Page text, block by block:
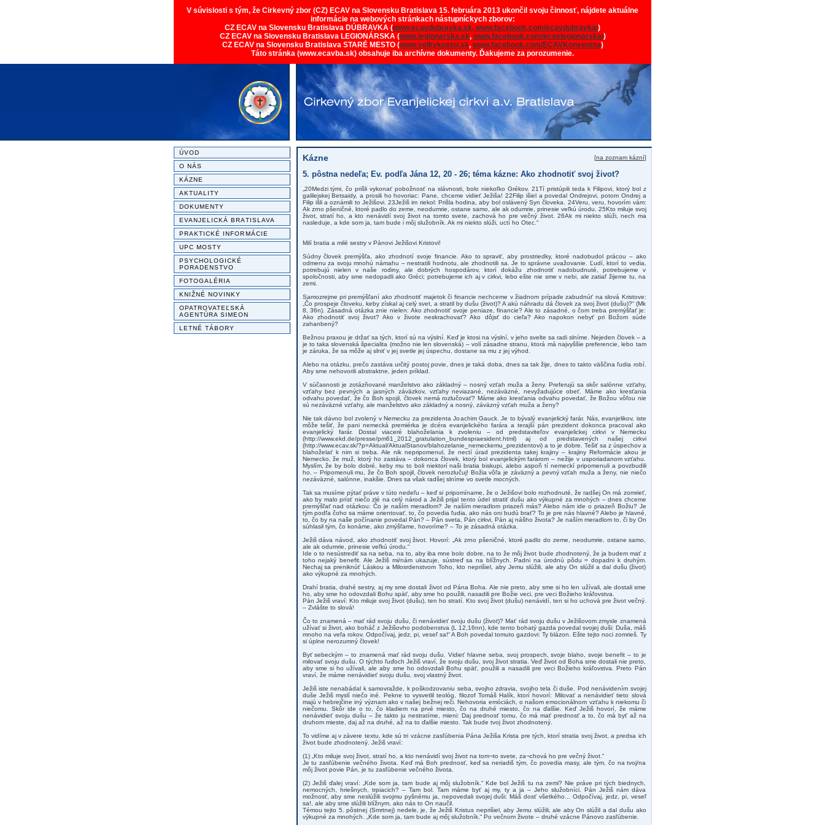
V súvislosti s tým, že Cirkevný zbor (CZ) ECAV na Slovensku Bratislava 15. februára 2013 ukončil svoju činnosť, nájdete aktuálne
informácie na webových stránkach nástupníckych zborov:
CZ ECAV na Slovensku Bratislava DÚBRAVKA (www.ecavdubravka.sk, www.facebook.com/ecavdubravka/)
CZ ECAV na Slovensku Bratislava LEGIONÁRSKA (www.legionarska.sk, www.facebook.com/ecavlegionarska/)
CZ ECAV na Slovensku Bratislava STARÉ MESTO (www.velkykostol.sk, www.facebook.com/ECAVKonventna)
Táto stránka (www.ecavba.sk) obsahuje iba archívne dokumenty. Ďakujeme za porozumenie.
ÚVOD
O NÁS
KÁZNE
AKTUALITY
DOKUMENTY
EVANJELICKÁ BRATISLAVA
PRAKTICKÉ INFORMÁCIE
UPC MOSTY
PSYCHOLOGICKÉ
PORADENSTVO
FOTOGALÉRIA
KNIŽNÉ NOVINKY
OPATROVATEĽSKÁ
AGENTÚRA SIMEON
LETNÉ TÁBORY
Kázne [na zoznam kázní]
5. pôstna nedeľa; Ev. podľa Jána 12, 20 - 26; téma kázne: Ako zhodnotiť svoj život?
„20Medzi tými, čo prišli vykonať pobožnosť na slávnosti, bolo niekoľko Grékov. 21Tí pristúpili teda k Filipovi, ktorý bol z
galilejskej Betsaidy, a prosili ho hovoriac: Pane, chceme vidieť Ježiša! 22Filip išiel a povedal Ondrejovi, potom Ondrej a
Filip išli a oznámili to Ježišovi. 23Ježiš im riekol: Prišla hodina, aby bol oslávený Syn človeka. 24Veru, veru, hovorím vám:
Ak zrno pšeničné, ktoré padlo do zeme, neodumrie, ostane samo, ale ak odumrie, prinesie veľkú úrodu. 25Kto miluje svoj
život, stratí ho, a kto nenávidí svoj život na tomto svete, zachová ho pre večný život. 26Ak mi niekto slúži, nech ma
nasleduje, a kde som ja, tam bude i môj služobník. Ak mi niekto slúži, uctí ho Otec.“
Milí bratia a milé sestry v Pánovi Ježišovi Kristovi!
Súdny človek premýšľa, ako zhodnotí svoje financie. Ako to spraviť, aby prostriedky, ktoré nadobudol prácou – ako
odmenu za svoju mnohú námahu – nestratili hodnotu, ale zhodnotili sa. Je to správne uvažovanie. Ľudí, ktorí to vedia,
potrebujú nielen v naše rodiny, ale dobrých hospodárov, ktorí dokážu zhodnotiť nadobudnuté, potrebujeme v
spoločnosti, aby sme nedopadli ako Gréci; potrebujeme ich aj v cirkvi, lebo ešte nie sme v nebi, ale zatiaľ žijeme tu, na
zemi.
Samozrejme pri premýšľaní ako zhodnotiť majetok či financie nechceme v žiadnom prípade zabudnúť na slová Kristove:
„Čo prospeje človeku, keby získal aj celý svet, a stratil by dušu (život)? A akú náhradu dá človek za svoj život (dušu)?“ (Mk
8, 36n). Zásadná otázka znie nielen: Ako zhodnotiť svoje peniaze, financie? Ale to zásadné, o čom treba premýšľať je:
Ako zhodnotiť svoj život? Ako v živote neskrachovať? Ako dôjsť do cieľa? Ako napokon nebyť pri Božom súde
zahanbený?
Bežnou praxou je držať sa tých, ktorí sú na výslní. Keď je ktosi na výslní, v jeho svelte sa radi slníme. Nejeden človek – a
je to taka slovenská špecialita (možno nie len slovenská) – volí zásadne stranu, ktorá má najvyššie preferencie, lebo tam
je záruka, že sa môže aj slniť v jej svetle jej úspechu, dostane sa mu z jej výhod.
Alebo na otázku, prečo zastáva určitý postoj povie, dnes je taká doba, dnes sa tak žije, dnes to takto väščina ľudia robí.
Aby sme nehovorili abstraktne, jeden príklad.
V súčasnosti je zotázňované manželstvo ako základný – nosný vzťah muža a ženy. Preferujú sa skôr salónne vzťahy,
vzťahy bez pevných a jasných záväzkov, vzťahy neviazané, nezáväzné, nevyžadujúce obeť. Máme ako kresťania
odvahu povedať, že čo Boh spojil, človek nemá rozlučovať? Máme ako kresťania odvahu povedať, že Božou vôľou nie
sú nezáväzné vzťahy, ale manželstvo ako základný a nosný, záväzný vzťah muža a ženy?
Nie tak dávno bol zvolený v Nemecku za prezidenta Joachim Gauck. Je to bývalý evanjelický farár. Nás, evanjelikov, iste
môže tešiť, že pani nemecká premiérka je dcéra evanjelického farára a terajší pán prezident dokonca pracoval ako
evanjelický farár. Dostal viaceré blahoželania k zvoleniu – od predstaviteľov evanjelickej cirkvi v Nemecku
(http://www.ekd.de/presse/pm61_2012_gratulation_bundespraesident.html) aj od predstavených našej cirkvi
(http://www.ecav.sk/?p=Aktual/AktualStanov/blahozelanie_nemeckemu_prezidentovi) a to je dobre. Tešiť sa z úspechov a
blahoželať k nim si treba. Ale nik nepripomenul, že nectí úrad prezidenta takej krajiny – krajiny Reformácie akou je
Nemecko, že muž, ktorý ho zastáva – dokonca človek, ktorý bol evanjelickým farárom – nežije v usporiadanom vzťahu.
Myslím, že by bolo dobré, keby mu to boli niektorí naši bratia biskupi, alebo aspoň tí nemeckí pripomenuli a povzbudili
ho. – Pripomenuli mu, že čo Boh spojil, človek nerozlučuj! Božia vôľa je záväzný a pevný vzťah muža a ženy, nie niečo
nezáväzné, salónne, inakšie. Dnes sa však radšej slníme vo svetle mocných.
Tak sa musíme pýtať práve v túto nedeľu – keď si pripomíname, že o Ježišovi bolo rozhodnuté, že radšej On má zomrieť,
ako by malo prísť niečo zlé na celý národ a Ježiš prijal tento údel stratiť dušu ako výkupné za mnohých – dnes chceme
premýšľať nad otázkou: Čo je naším meradlom? Je naším meradlom priazeň más? Alebo nám ide o priazeň Božiu? Je
tým podľa čoho sa máme orientovať, to, čo povedia ľudia, ako nás oni budú brať? To je pre nás hlavné? Alebo je hlavné,
to, čo by na naše počínanie povedal Pán? – Pán sveta, Pán cirkvi, Pán aj nášho života? Je naším meradlom to, či by On
súhlasil tým, čo konáme, ako zmýšľame, hovoríme? – To je zásadná otázka.
Ježiš dáva návod, ako zhodnotiť svoj život. Hovorí: „Ak zrno pšeničné, ktoré padlo do zeme, neodumrie, ostane samo,
ale ak odumrie, prinesie veľkú úrodu.“
Ide o to nesústrediť sa na seba, na to, aby iba mne bolo dobre, na to že môj život bude zhodnotený, že ja budem mať z
toho nejaký benefit. Ale Ježiš mi/nám ukazuje, sústreď sa na blížnych. Padni na úrodnú pôdu = dopadni k druhým.
Nechaj sa preniknúť Láskou a Milosrdenstvom Toho, kto neprišiel, aby Jemu slúžili, ale aby On slúžil a dal dušu (život)
ako výkupné za mnohých.
Drahí bratia, drahé sestry, aj my sme dostali život od Pána Boha. Ale nie preto, aby sme si ho len užívali, ale dostali sme
ho, aby sme ho odovzdali Bohu späť, aby sme ho použili, nasadili pre Božie veci, pre veci Božieho kráľovstva.
Pán Ježiš vraví: Kto miluje svoj život (dušu), ten ho stratí. Kto svoj život (dušu) nenávidí, ten si ho uchová pre život večný.
– Zvlášte to slová!
Čo to znamená – mať rád svoju dušu, či nenávidieť svoju dušu (život)? Mať rád svoju dušu v Ježišovom zmysle znamená
užívať si život, ako boháč z Ježišovho podobenstva (L 12,16nn), kde tento bohatý gazda povedal svojej duši: Duša, máš
mnoho na veľa rokov. Odpočívaj, jedz, pi, veseľ sa!“ A Boh povedal tomuto gazdovi: Ty blázon. Ešte tejto noci zomrieš. Ty
si úplne nerozumný človek!
Byť sebeckým – to znamená mať rád svoju dušu. Vidieť hlavne seba, svoj prospech, svoje blaho, svoje benefit – to je
milovať svoju dušu. O týchto ľuďoch Ježiš vraví, že svoju dušu, svoj život stratia. Veď život od Boha sme dostali nie preto,
aby sme si ho užívali, ale aby sme ho odovzdali Bohu späť, použili a nasadili pre veci Božieho kráľovstva. Preto Pán
vraví, že máme nenávidieť svoju dušu, svoj vlastný život.
Ježiš iste nenabádal k samovražde, k poškodzovaniu seba, svojho zdravia, svojho tela či duše. Pod nenávidením svojej
duše Ježiš myslí niečo iné. Pekne to vysvetlil teológ, filozof Tomáš Halík, ktorí hovorí: Milovať a nenávidieť tieto slová
majú v hebrejčine iný význam ako v našej bežnej reči. Nehovoria emóciách, o našom emocionálnom vzťahu k niekomu či
niečomu. Skôr ide o to, čo kladiem na prvé miesto, čo na druhé miesto, čo na ďalšie. Keď Ježiš hovorí, že máme
nenávidieť svoju dušu – že takto ju nestratíme, mieni: Daj prednosť tomu, čo má mať prednosť a to, čo má byť až na
druhom mieste, daj až na druhé, až na to ďalšie miesto. Tak bude tvoj život zhodnotený.
To vidíme aj v závere textu, kde sú tri vzácne zasľúbenia Pána Ježiša Krista pre tých, ktorí stratia svoj život, a predsa ich
život bude zhodnotený. Ježiš vraví:
(1) „Kto miluje svoj život, stratí ho, a kto nenávidí svoj život na tom¬to svete, za¬chová ho pre večný život.“
Je tu zasľúbenie večného života. Keď má Boh prednosť, keď sa neriadiš tým, čo povedia masy, ale tým, čo na tvoj/na
môj život povie Pán, je tu zasľúbenie večného života.
(2) Ježiš ďalej vraví: „Kde som ja, tam bude aj môj služobník.“ Kde bol Ježiš tu na zemi? Nie práve pri tých biednych,
nemocných, hriešnych, trpiacich? – Tam bol. Tam máme byť aj my, ty a ja – Jeho služobníci. Pán Ježiš nám dáva
možnosť, aby sme neslúžili svojmu pyšnému ja, nepovedali svojej duši: Máš dosť všetkého... Odpočívaj, jedz, pi, veseľ
sa!, ale aby sme slúžili blížnym, ako nás to On naučil.
Témou tejto 5. pôstnej (Smrtnej) nedele, je, že Ježiš Kristus neprišiel, aby Jemu slúžili, ale aby On slúžil a dal dušu ako
výkupné za mnohých. „Kde som ja, tam bude aj môj služobník.“ Po večnom živote – druhé vzácne Pánovo zasľúbenie.